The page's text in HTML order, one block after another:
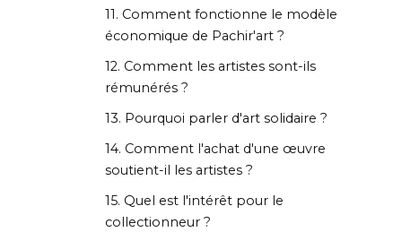
11. Comment fonctionne le modèle
économique de Pachir'art ?
12. Comment les artistes sont-ils
rémunérés ?
13. Pourquoi parler d'art solidaire ?
14. Comment l'achat d'une œuvre
soutient-il les artistes ?
15. Quel est l'intérêt pour le
collectionneur ?